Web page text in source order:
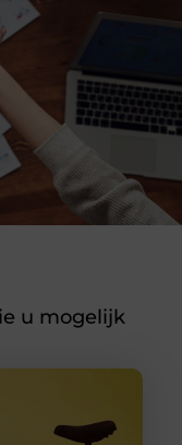
u mogelijk